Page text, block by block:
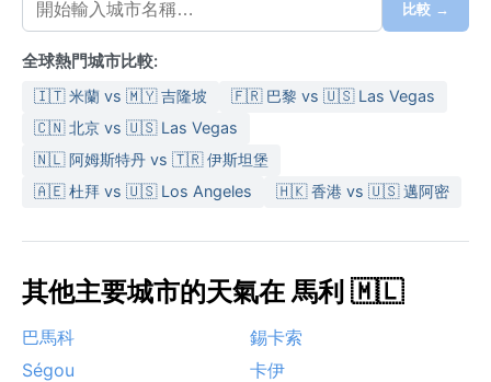
比較 →
全球熱門城市比較:
🇮🇹 米蘭 vs 🇲🇾 吉隆坡
🇫🇷 巴黎 vs 🇺🇸 Las Vegas
🇨🇳 北京 vs 🇺🇸 Las Vegas
🇳🇱 阿姆斯特丹 vs 🇹🇷 伊斯坦堡
🇦🇪 杜拜 vs 🇺🇸 Los Angeles
🇭🇰 香港 vs 🇺🇸 邁阿密
其他主要城市的天氣在 馬利 🇲🇱
巴馬科
錫卡索
Ségou
卡伊